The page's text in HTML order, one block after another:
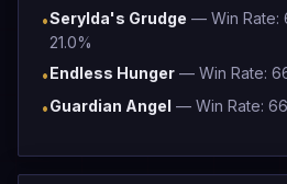
•Serylda's Grudge — Win Rate:
21.0%
•Endless Hunger — Win Rate:
•Guardian Angel — Win Rate: